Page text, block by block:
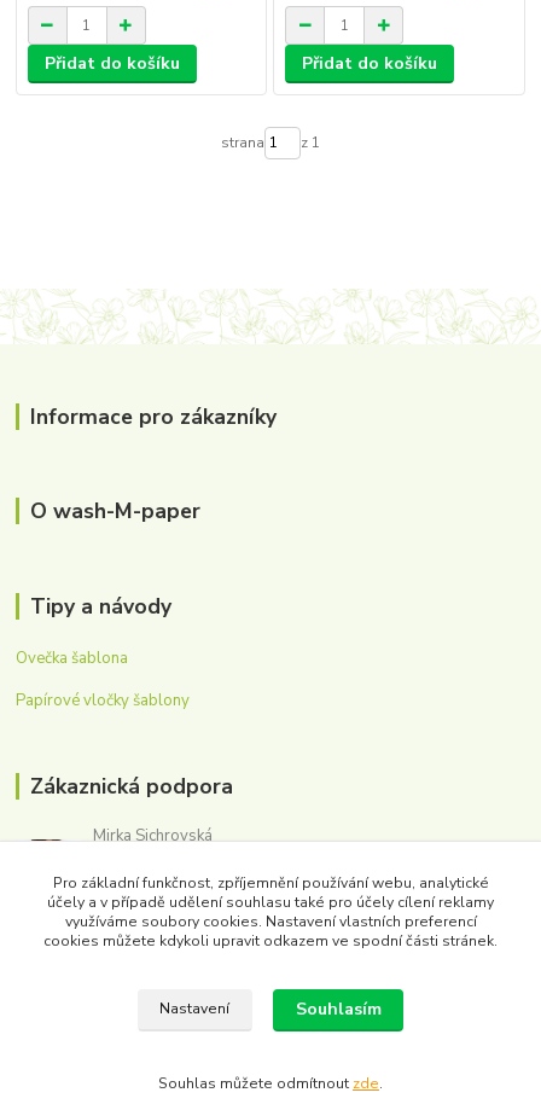
Přidat do košíku Přidat do košíku
strana z 1
Informace pro zákazníky
O wash-M-paper
Tipy a návody
Ovečka šablona
Papírové vločky šablony
Zákaznická podpora
Mirka Sichrovská
(Po-Pá, 8-16 hod.)
obchod@washmpaper.cz
Pro základní funkčnost, zpříjemnění používání webu, analytické
účely a v případě udělení souhlasu také pro účely cílení reklamy
využíváme soubory cookies. Nastavení vlastních preferencí
cookies můžete kdykoli upravit odkazem ve spodní části stránek.
Nastavení Souhlasím
Souhlas můžete odmítnout zde.